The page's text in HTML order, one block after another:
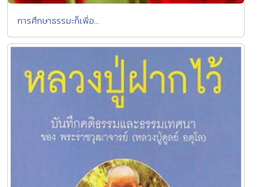
การศึกษาธรรมะก็เพื่อ...